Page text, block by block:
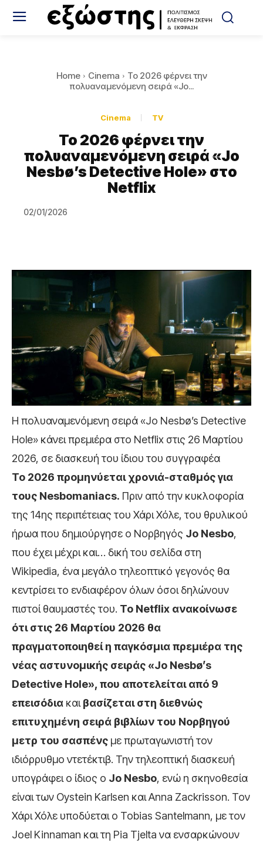
Home Cinema
Το 2026 φέρνει την
πολυαναμενόμενη σειρά «Jo...
Cinema TV
Το 2026 φέρνει την
πολυαναμενόμενη σειρά «Jo
Nesbø’s Detective Hole» στο
Netflix
02/01/2026
Η πολυαναμενόμενη σειρά «Jo Nesbø’s Detective
Hole» κάνει πρεμιέρα στο Netflix στις 26 Μαρτίου
2026, σε διασκευή του ίδιου του συγγραφέα
Το 2026 προμηνύεται χρονιά-σταθμός για
τους Nesbomaniacs. Πριν από την κυκλοφορία
της 14ης περιπέτειας του Χάρι Χόλε, του θρυλικού
ήρωα που δημιούργησε ο Νορβηγός Jo Nesbo,
που έχει μέχρι και… δική του σελίδα στη
Wikipedia, ένα μεγάλο τηλεοπτικό γεγονός θα
κεντρίσει το ενδιαφέρον όλων όσοι δηλώνουν
πιστοί θαυμαστές του. Το Netflix ανακοίνωσε
ότι στις 26 Μαρτίου 2026 θα
πραγματοποιηθεί η παγκόσμια πρεμιέρα της
νέας αστυνομικής σειράς «Jo Nesbø’s
Detective Hole», που αποτελείται από 9
επεισόδια καιβασίζεται στη διεθνώς
επιτυχημένη σειρά βιβλίων του Νορβηγού
μετρ του σασπένς με πρωταγωνιστή τον
ιδιόρρυθμο ντετέκτιβ. Την τηλεοπτική διασκευή
υπογράφει ο ίδιος ο Jo Nesbo, ενώ η σκηνοθεσία
είναι των Οystein Karlsen και Anna Zackrisson. Τον
Χάρι Χόλε υποδύεται ο Tobias Santelmann, με τον
Joel Kinnaman και τη Pia Tjelta να ενσαρκώνουν